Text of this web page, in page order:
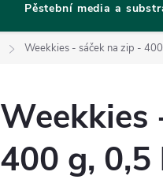
Pěstební media a
Weekkies - sáček na zip -
Weekkies
400 g,